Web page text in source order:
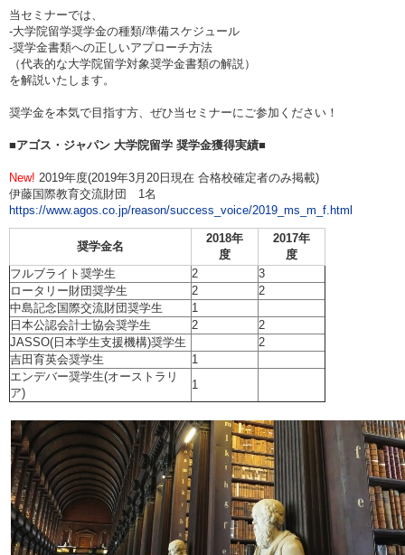
当セミナーでは、
-大学院留学奨学金の種類/準備スケジュール
-奨学金書類への正しいアプローチ方法
（代表的な大学院留学対象奨学金書類の解説）
を解説いたします。
奨学金を本気で目指す方、ぜひ当セミナーにご参加ください！
■アゴス・ジャパン 大学院留学 奨学金獲得実績■
New! 2019年度(2019年3月20日現在 合格校確定者のみ掲載)
伊藤国際教育交流財団 1名
https://www.agos.co.jp/reason/success_voice/2019_ms_m_f.html
奨学金名
2018年
度
2017年
度
フルブライト奨学生
2
3
ロータリー財団奨学生
2
2
中島記念国際交流財団奨学生
1
日本公認会計士協会奨学生
2
2
JASSO(日本学生支援機構)奨学生
2
吉田育英会奨学生
1
エンデバー奨学生(オーストラリ
ア)
1